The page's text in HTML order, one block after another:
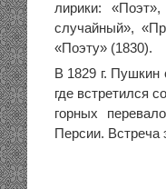
лирики:
случайный»,
«Поэту» (1830).
В 1829 г.
где встретился
горных
Персии. Встреча